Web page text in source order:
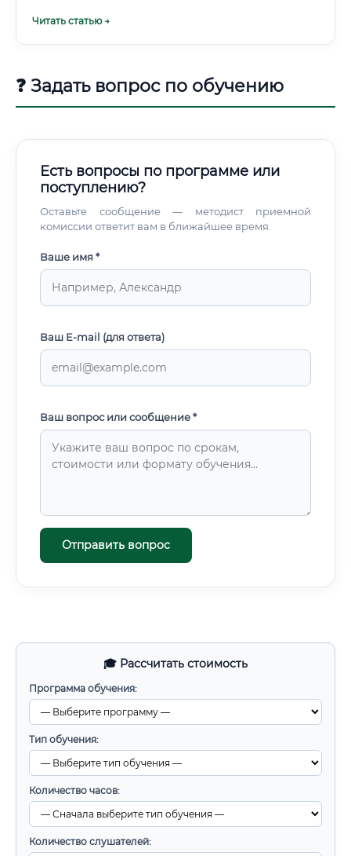
🎓 Рассчитать стоимость
Программа обучения:
Тип обучения:
Количество часов:
Количество слушателей:
профессии. Инженер природообустройства работает с
Читать статью →
❓ Задать вопрос по обучению
Есть вопросы по программе или
поступлению?
Оставьте сообщение — методист приемной
комиссии ответит вам в ближайшее время.
Ваше имя *
Ваш E-mail (для ответа)
Ваш вопрос или сообщение *
Отправить вопрос